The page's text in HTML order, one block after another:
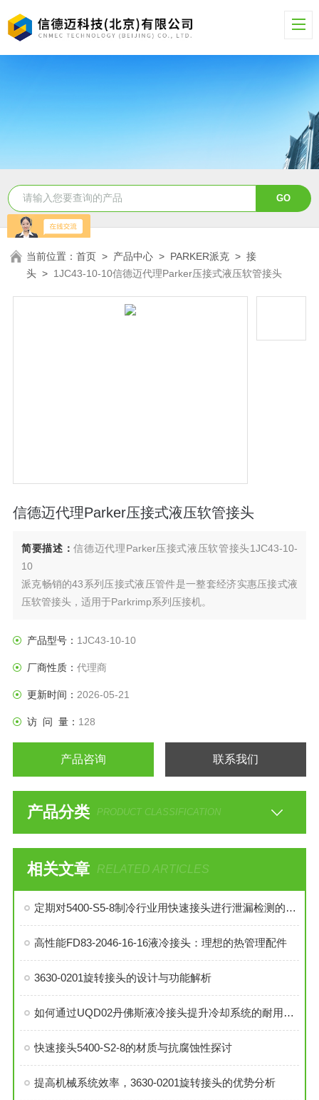
当前位置：首页 > 产品中心 > PARKER派克 >接
头 > 1JC43-10-10信德迈代理Parker压接式液压软管接头
信德迈代理Parker压接式液压软管接头
简要描述：信德迈代理Parker压接式液压软管接头1JC43-10-
10
派克畅销的43系列压接式液压管件是一整套经济实惠压接式液
压软管接头，适用于Parkrimp系列压接机。
产品型号： 1JC43-10-10
厂商性质： 代理商
更新时间： 2026-05-21
访 问 量： 128
产品咨询 联系我们
产品分类 PRODUCT CLASSIFICATION
相关文章 RELATED ARTICLES
定期对5400-S5-8制冷行业用快速接头进行泄漏检测的必要性与操作方法
高性能FD83-2046-16-16液冷接头：理想的热管理配件
3630-0201旋转接头的设计与功能解析
如何通过UQD02丹佛斯液冷接头提升冷却系统的耐用性？
快速接头5400-S2-8的材质与抗腐蚀性探讨
提高机械系统效率，3630-0201旋转接头的优势分析